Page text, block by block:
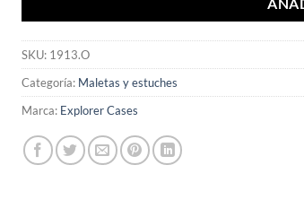
SKU: 1913.O
Categoría: Maletas y estuches
Marca: Explorer Cases